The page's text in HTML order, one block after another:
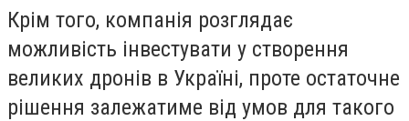
Крім того, компанія розглядає
можливість інвестувати у створення
великих дронів в Україні, проте остаточне
рішення залежатиме від умов для такого